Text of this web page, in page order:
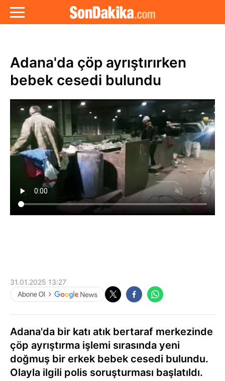
Adana'da çöp ayrıştırırken
bebek cesedi bulundu
31.01.2025 13:27
Adana'da bir katı atık bertaraf merkezinde
çöp ayrıştırma işlemi sırasında yeni
doğmuş bir erkek bebek cesedi bulundu.
Olayla ilgili polis soruşturması başlatıldı.